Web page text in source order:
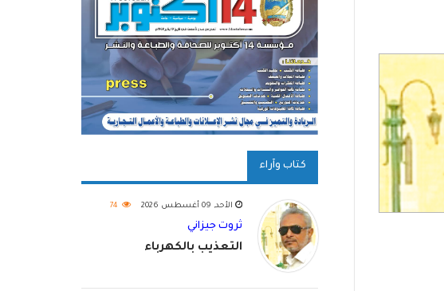
كتاب وآراء
الأحد, 09 أغسطس 2026 74
ثروت جيزاني
التعذيب بالكهرباء